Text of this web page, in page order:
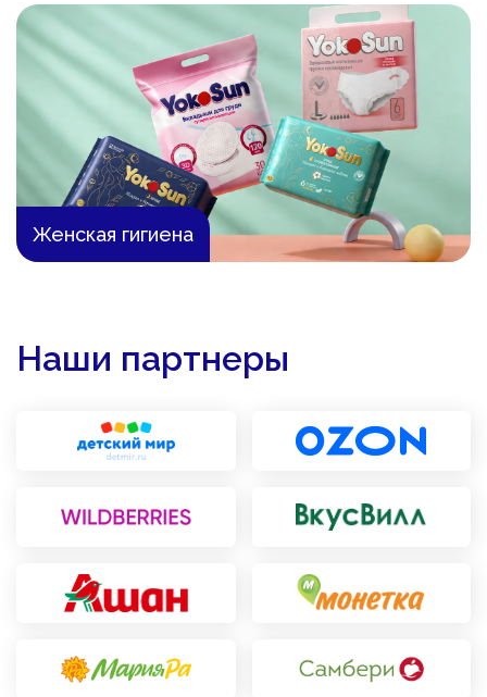
Женская гигиена
Наши партнеры